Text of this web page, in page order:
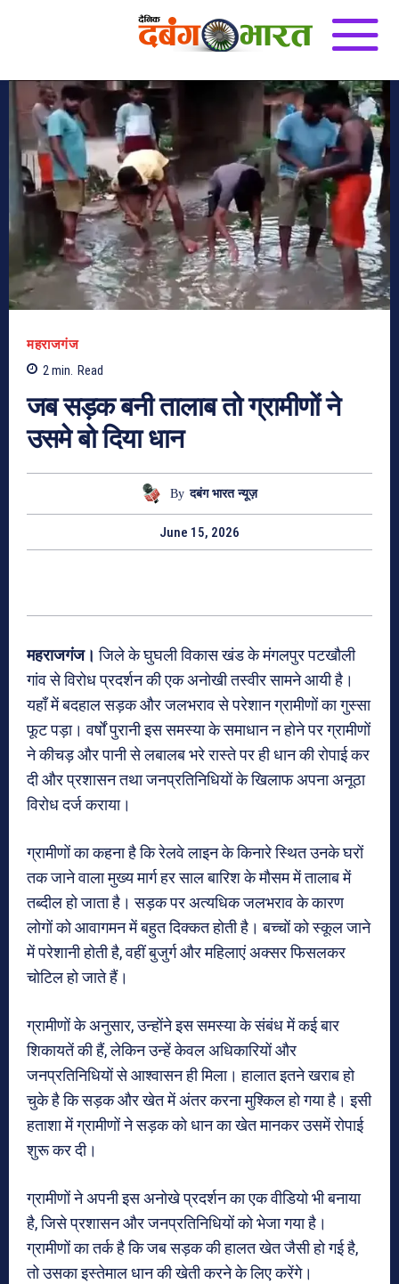
महराजगंज
2 min. Read
जब सड़क बनी तालाब तो ग्रामीणों ने
उसमे बो दिया धान
By दबंग भारत न्यूज़
June 15, 2026
महराजगंज।जिले के घुघली विकास खंड के मंगलपुर पटखौली
गांव से विरोध प्रदर्शन की एक अनोखी तस्वीर सामने आयी है।
यहाँ में बदहाल सड़क और जलभराव से परेशान ग्रामीणों का गुस्सा
फूट पड़ा। वर्षों पुरानी इस समस्या के समाधान न होने पर ग्रामीणों
ने कीचड़ और पानी से लबालब भरे रास्ते पर ही धान की रोपाई कर
दी और प्रशासन तथा जनप्रतिनिधियों के खिलाफ अपना अनूठा
विरोध दर्ज कराया।
ग्रामीणों का कहना है कि रेलवे लाइन के किनारे स्थित उनके घरों
तक जाने वाला मुख्य मार्ग हर साल बारिश के मौसम में तालाब में
तब्दील हो जाता है। सड़क पर अत्यधिक जलभराव के कारण
लोगों को आवागमन में बहुत दिक्कत होती है। बच्चों को स्कूल जाने
में परेशानी होती है, वहीं बुजुर्ग और महिलाएं अक्सर फिसलकर
चोटिल हो जाते हैं।
ग्रामीणों के अनुसार, उन्होंने इस समस्या के संबंध में कई बार
शिकायतें की हैं, लेकिन उन्हें केवल अधिकारियों और
जनप्रतिनिधियों से आश्वासन ही मिला। हालात इतने खराब हो
चुके है कि सड़क और खेत में अंतर करना मुश्किल हो गया है। इसी
हताशा में ग्रामीणों ने सड़क को धान का खेत मानकर उसमें रोपाई
शुरू कर दी।
ग्रामीणों ने अपनी इस अनोखे प्रदर्शन का एक वीडियो भी बनाया
है, जिसे प्रशासन और जनप्रतिनिधियों को भेजा गया है।
ग्रामीणों का तर्क है कि जब सड़क की हालत खेत जैसी हो गई है,
तो उसका इस्तेमाल धान की खेती करने के लिए करेंगे।